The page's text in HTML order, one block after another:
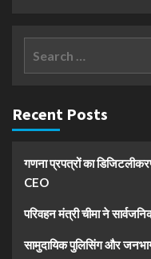
Recent Posts
गणना प्रपत्रों का
CEO
परिवहन मंत्री चीमा ने
सामुदायिक पुलिसिंग और